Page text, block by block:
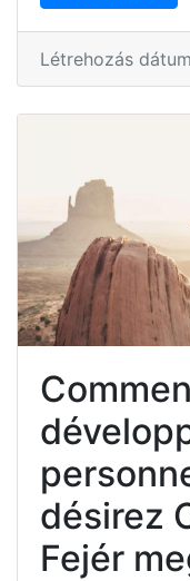
Létrehozás
désirez
Fejér